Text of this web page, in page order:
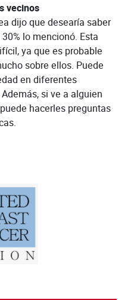
vecinos
dijo que desearía saber
lo mencionó. Esta
ya que es probable
sobre ellos. Puede
en diferentes
si ve a alguien
hacerles preguntas